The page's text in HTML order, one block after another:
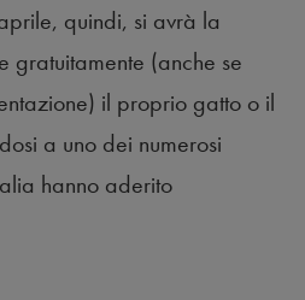
quindi, si avrà la
gratuitamente (anche se
il proprio gatto o il
a uno dei numerosi
hanno aderito